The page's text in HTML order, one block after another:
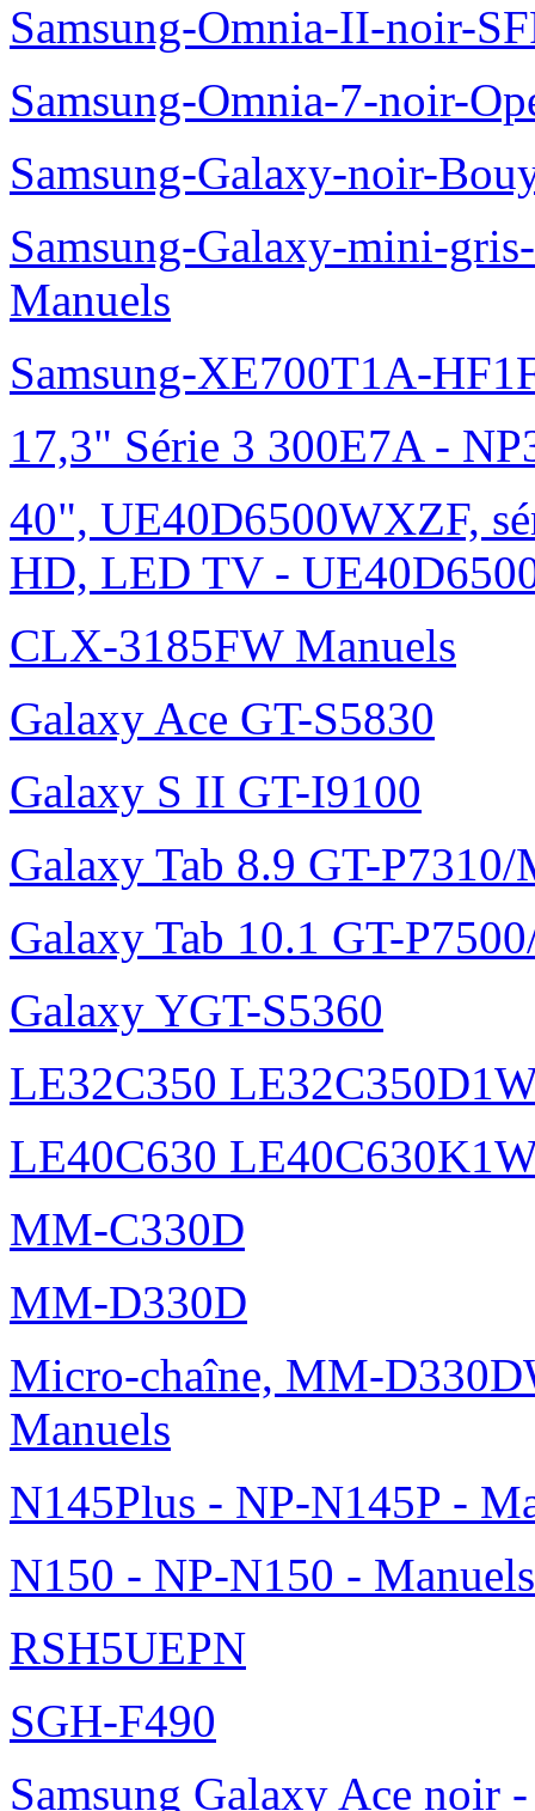
Samsung-Omnia-II-noir-
Samsung-Omnia-7-noir-
Samsung-Galaxy-noir-
Samsung-Galaxy-mini-
Manuels
Samsung-XE700T1A-
17,3" Série 3 300E7A -
40", UE40D6500WXZF,
HD, LED TV -
CLX-3185FW Manuels
Galaxy Ace GT-S5830
Galaxy S II GT-I9100
Galaxy Tab 8.9 GT-P7310/
Galaxy Tab 10.1 GT-
Galaxy YGT-S5360
LE32C350
LE40C630
MM-C330D
MM-D330D
Micro-chaîne, MM-
Manuels
N145Plus - NP-N145P -
N150 - NP-N150 - Manuels
RSH5UEPN
SGH-F490
Samsung Galaxy Ace noir